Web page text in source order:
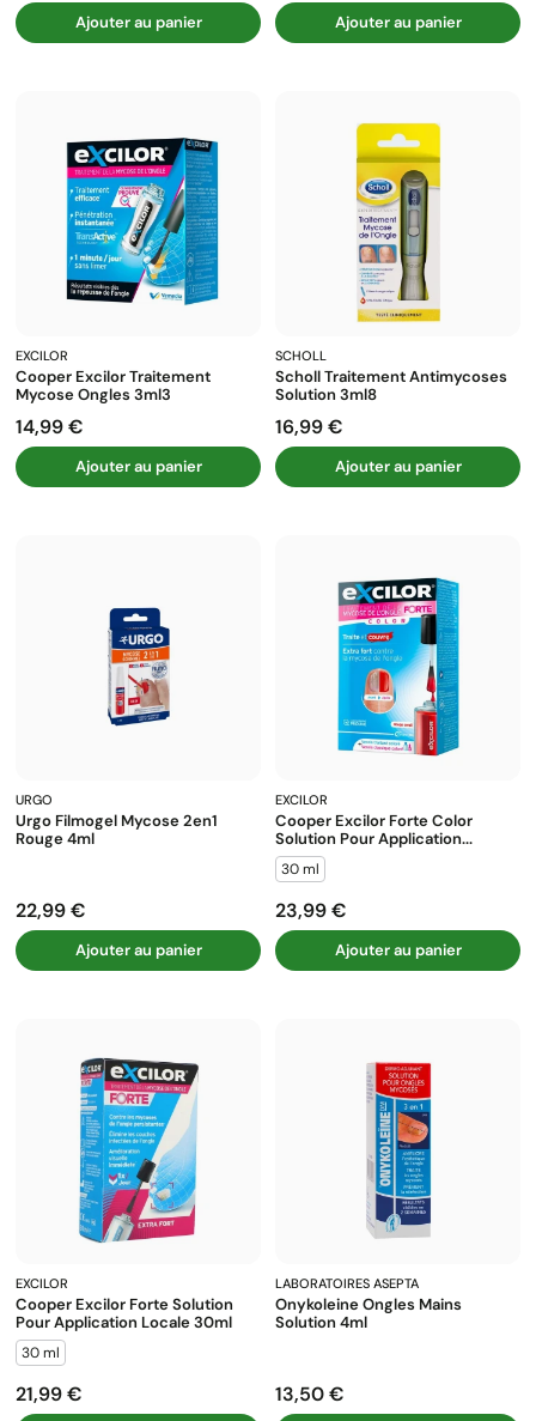
Ajouter au panier Ajouter au panier
EXCILOR
Cooper Excilor Traitement
Mycose Ongles 3ml3
Prix
14,99 €
Ajouter au panier
SCHOLL
Scholl Traitement Antimycoses
Solution 3ml8
Prix
16,99 €
Ajouter au panier
URGO
Urgo Filmogel Mycose 2en1
Rouge 4ml
Prix
22,99 €
Ajouter au panier
EXCILOR
Cooper Excilor Forte Color
Solution Pour Application...
30 ml
Prix
23,99 €
Ajouter au panier
EXCILOR
Cooper Excilor Forte Solution
Pour Application Locale 30ml
30 ml
Prix
21,99 €
LABORATOIRES ASEPTA
Onykoleine Ongles Mains
Solution 4ml
Prix
13,50 €